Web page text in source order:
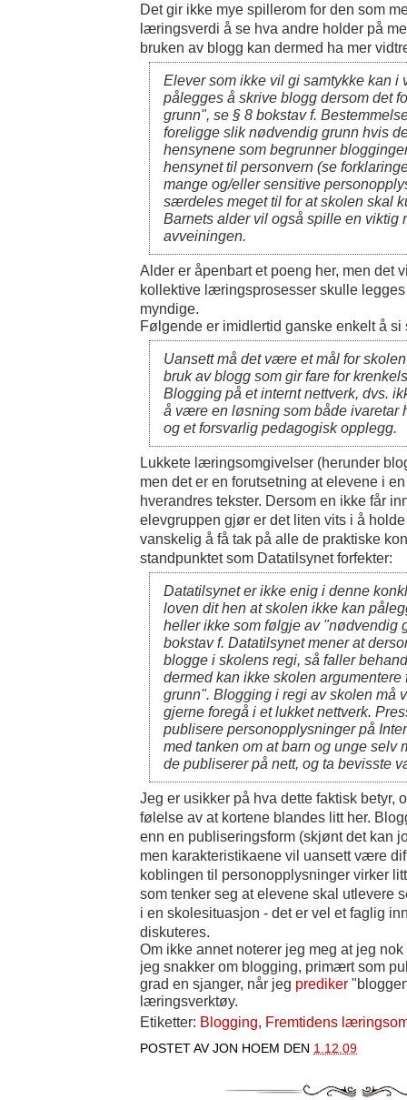
Det gir ikke mye spillerom for den som
læringsverdi å se hva andre holder på
bruken av blogg kan dermed ha mer
Elever som ikke vil gi samtykke kan i
pålegges å skrive blogg dersom det
grunn", se § 8 bokstav f.
foreligge slik nødvendig grunn hvis
hensynene som begrunner
hensynet til personvern (se
mange og/eller sensitive
særdeles meget til for at skolen skal
Barnets alder vil også spille en viktig
avveiningen.
Alder er åpenbart et poeng her, men det
kollektive læringsprosesser skulle
myndige.
Følgende er imidlertid ganske enkelt å si
Uansett må det være et mål for
bruk av blogg som gir fare for
Blogging på et internt nettverk, dvs.
å være en løsning som både ivaretar
og et forsvarlig pedagogisk opplegg.
Lukkete læringsomgivelser (herunder
men det er en forutsetning at elevene i
hverandres tekster. Dersom en ikke får
elevgruppen gjør er det liten vits i å
vanskelig å få tak på alle de praktiske
standpunktet som Datatilsynet forfekter:
Datatilsynet er ikke enig i denne
loven dit hen at skolen ikke kan
heller ikke som følgje av "nødvendig
bokstav f. Datatilsynet mener at
blogge i skolens regi, så faller
dermed kan ikke skolen
grunn". Blogging i regi av skolen må
gjerne foregå i et lukket nettverk.
publisere personopplysninger på
med tanken om at barn og unge selv
de publiserer på nett, og ta bevisste
Jeg er usikker på hva dette faktisk betyr,
følelse av at kortene blandes litt her.
enn en publiseringsform (skjønt det kan
men karakteristikaene vil uansett være
koblingen til personopplysninger virker
som tenker seg at elevene skal utlevere
i en skolesituasjon - det er vel et faglig
diskuteres.
Om ikke annet noterer jeg meg at jeg
jeg snakker om blogging, primært som
grad en sjanger, når jeg prediker
læringsverktøy.
Etiketter: Blogging, Fremtidens
POSTET AV JON HOEM DEN 1.12.09